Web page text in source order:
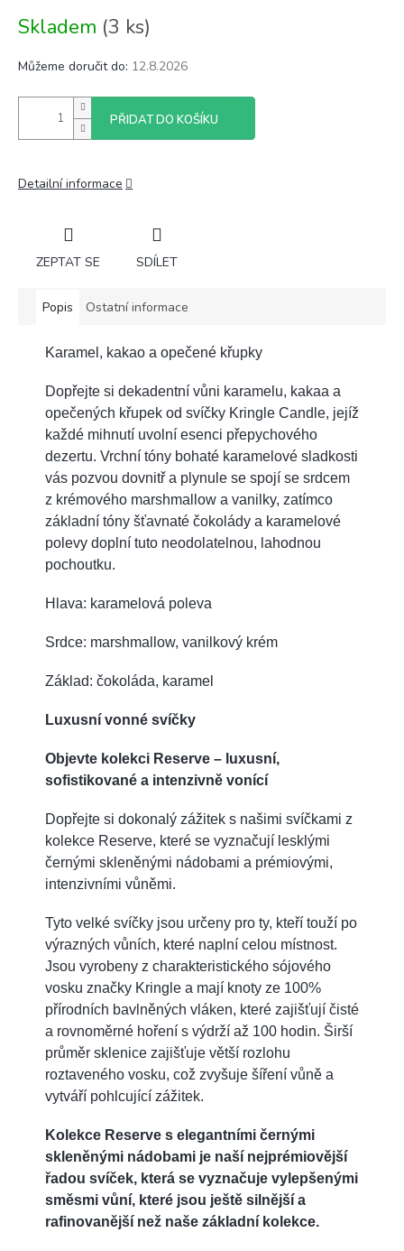
cena:
Skladem (3 ks)
Můžeme doručit do: 12.8.2026
PŘIDAT DO KOŠÍKU
Detailní informace
ZEPTAT SE SDÍLET
Popis Ostatní informace
Karamel, kakao a opečené křupky
Dopřejte si dekadentní vůni karamelu, kakaa a
opečených křupek od svíčky Kringle Candle, jejíž
každé mihnutí uvolní esenci přepychového
dezertu. Vrchní tóny bohaté karamelové sladkosti
vás pozvou dovnitř a plynule se spojí se srdcem
z krémového marshmallow a vanilky, zatímco
základní tóny šťavnaté čokolády a karamelové
polevy doplní tuto neodolatelnou, lahodnou
pochoutku.
Hlava: karamelová poleva
Srdce: marshmallow, vanilkový krém
Základ: čokoláda, karamel
Luxusní vonné svíčky
Objevte kolekci Reserve – luxusní,
sofistikované a intenzivně vonící
Dopřejte si dokonalý zážitek s našimi svíčkami z
kolekce Reserve, které se vyznačují lesklými
černými skleněnými nádobami a prémiovými,
intenzivními vůněmi.
Tyto velké svíčky jsou určeny pro ty, kteří touží po
výrazných vůních, které naplní celou místnost.
Jsou vyrobeny z charakteristického sójového
vosku značky Kringle a mají knoty ze 100%
přírodních bavlněných vláken, které zajišťují čisté
a rovnoměrné hoření s výdrží až 100 hodin. Širší
průměr sklenice zajišťuje větší rozlohu
roztaveného vosku, což zvyšuje šíření vůně a
vytváří pohlcující zážitek.
Kolekce Reserve s elegantními černými
skleněnými nádobami je naší nejprémiovější
řadou svíček, která se vyznačuje vylepšenými
směsmi vůní, které jsou ještě silnější a
rafinovanější než naše základní kolekce.